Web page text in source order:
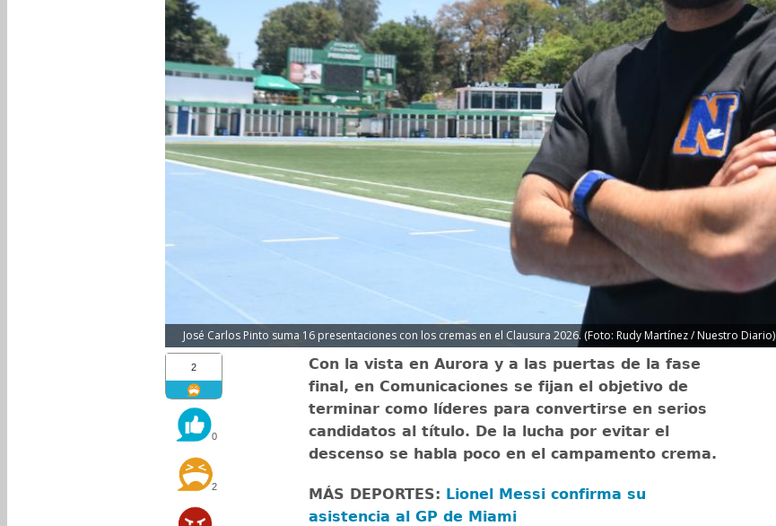
José Carlos Pinto suma 16 presentaciones con los cremas en el Clausura 2026. (Foto: Rudy Martínez / Nuestro Diario)
2
0
2
Con la vista en Aurora y a las puertas de la fase
final, en Comunicaciones se fijan el objetivo de
terminar como líderes para convertirse en serios
candidatos al título. De la lucha por evitar el
descenso se habla poco en el campamento crema.
MÁS DEPORTES: Lionel Messi confirma su
asistencia al GP de Miami